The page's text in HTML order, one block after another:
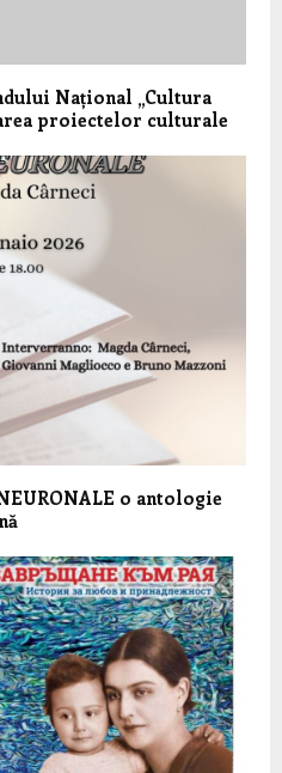
Național „Cultura
proiectelor culturale
o antologie